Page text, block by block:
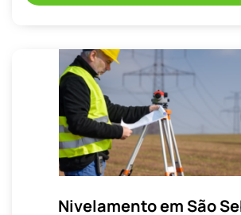
Nivelamento em São